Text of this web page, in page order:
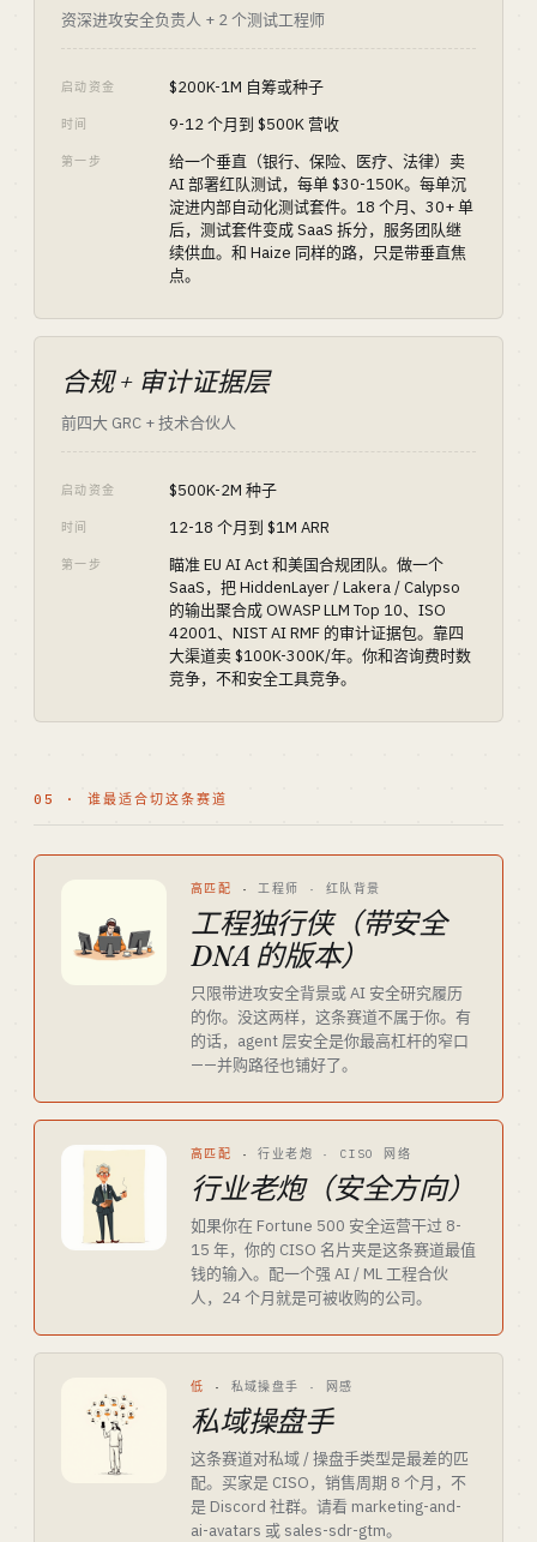
资深进攻安全负责人 + 2 个测试工程师
启动资金 $200K-1M 自筹或种子
时间 9-12 个月到 $500K 营收
第一步
给一个垂直（银行、保险、医疗、法律）卖
AI 部署红队测试，每单 $30-150K。每单沉
淀进内部自动化测试套件。18 个月、30+ 单
后，测试套件变成 SaaS 拆分，服务团队继
续供血。和 Haize 同样的路，只是带垂直焦
点。
合规 + 审计证据层
前四大 GRC + 技术合伙人
启动资金 $500K-2M 种子
时间 12-18 个月到 $1M ARR
第一步
瞄准 EU AI Act 和美国合规团队。做一个
SaaS，把 HiddenLayer / Lakera / Calypso
的输出聚合成 OWASP LLM Top 10、ISO
42001、NIST AI RMF 的审计证据包。靠四
大渠道卖 $100K-300K/年。你和咨询费时数
竞争，不和安全工具竞争。
05 · 谁最适合切这条赛道
高匹配 ·工程师 · 红队背景
工程独行侠（带安全
DNA 的版本）
只限带进攻安全背景或 AI 安全研究履历
的你。没这两样，这条赛道不属于你。有
的话，agent 层安全是你最高杠杆的窄口
——并购路径也铺好了。
高匹配 ·行业老炮 · CISO 网络
行业老炮（安全方向）
如果你在 Fortune 500 安全运营干过 8-
15 年，你的 CISO 名片夹是这条赛道最值
钱的输入。配一个强 AI / ML 工程合伙
人，24 个月就是可被收购的公司。
低 · 私域操盘手 · 网感
私域操盘手
这条赛道对私域 / 操盘手类型是最差的匹
配。买家是 CISO，销售周期 8 个月，不
是 Discord 社群。请看 marketing-and-
ai-avatars 或 sales-sdr-gtm。